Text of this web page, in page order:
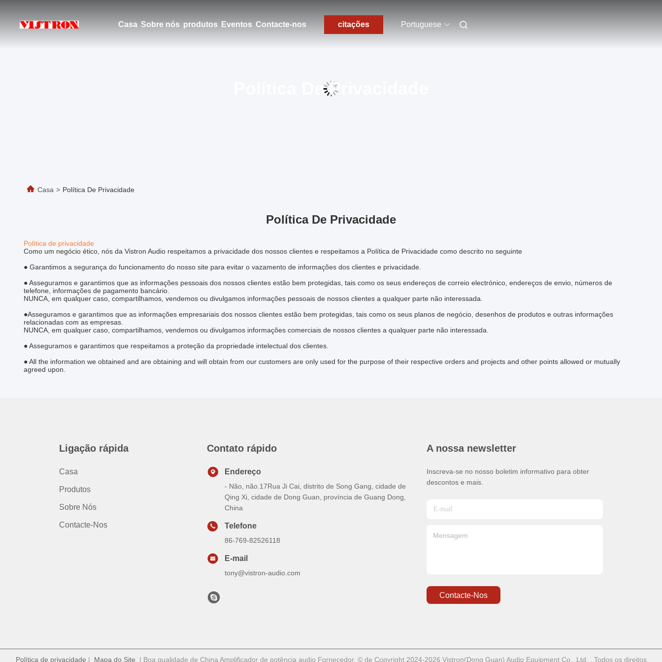
Casa Sobre nós produtos Eventos Contacte-nos citações Portuguese
Política De Privacidade
Casa > Política De Privacidade
Política De Privacidade
Política de privacidade
Como um negócio ético, nós da Vistron Audio respeitamos a privacidade dos nossos clientes e respeitamos a Política de Privacidade como descrito no seguinte
● Garantimos a segurança do funcionamento do nosso site para evitar o vazamento de informações dos clientes e privacidade.
● Asseguramos e garantimos que as informações pessoais dos nossos clientes estão bem protegidas, tais como os seus endereços de correio electrónico, endereços de envio, números de
telefone, informações de pagamento bancário.
NUNCA, em qualquer caso, compartilhamos, vendemos ou divulgamos informações pessoais de nossos clientes a qualquer parte não interessada.
●Asseguramos e garantimos que as informações empresariais dos nossos clientes estão bem protegidas, tais como os seus planos de negócio, desenhos de produtos e outras informações
relacionadas com as empresas.
NUNCA, em qualquer caso, compartilhamos, vendemos ou divulgamos informações comerciais de nossos clientes a qualquer parte não interessada.
● Asseguramos e garantimos que respeitamos a proteção da propriedade intelectual dos clientes.
● All the information we obtained and are obtaining and will obtain from our customers are only used for the purpose of their respective orders and projects and other points allowed or mutually
agreed upon.
Ligação rápida
Casa
Produtos
Sobre Nós
Contacte-Nos
Contato rápido
Endereço
- Não, não.17Rua Ji Cai, distrito de Song Gang, cidade de
Qing Xi, cidade de Dong Guan, província de Guang Dong,
China
Telefone
86-769-82526118
E-mail
tony@vistron-audio.com
A nossa newsletter
Inscreva-se no nosso boletim informativo para obter
descontos e mais.
Contacte-Nos
Política de privacidade | Mapa do Site | Boa qualidade de China Amplificador de potência audio Fornecedor. © de Copyright 2024-2026 Vistron(Dong Guan) Audio Equipment Co., Ltd. . Todos os direitos